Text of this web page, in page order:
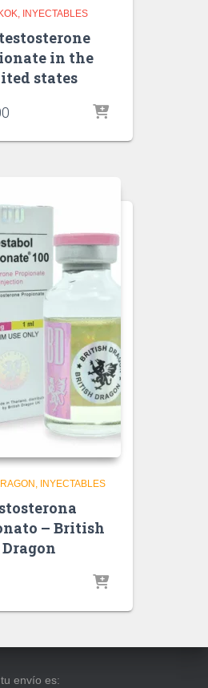
INYECTABLES
in the
states
INYECTABLES
– British
Dragon
envío es: